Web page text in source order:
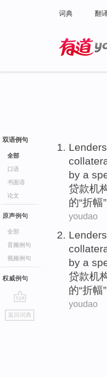
词典 翻
双语例句
全部
口语
书面语
论文
原声例句
全部
音频例句
视频例句
权威例句
go
top
返回词典
Lenders
by a
贷款机
的“折幅”
youdao
Lenders
by a
贷款机
的“折幅”
youdao